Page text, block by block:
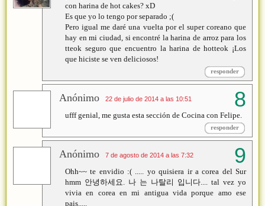
con harina de hot cakes? xD
Es que yo lo tengo por separado ;(
Pero igual me daré una vuelta por el super coreano que
hay en mi ciudad, si encontré la harina de arroz para los
tteok seguro que encuentro la harina de hotteok ¡Los
que hiciste se ven deliciosos!
responder
Anónimo 22 de julio de 2014 a las 10:51
ufff genial, me gusta esta sección de Cocina con Felipe.
responder
Anónimo 7 de agosto de 2014 a las 7:32
Ohh~~ te envidio :( ..... yo quisiera ir a corea del Sur
hmm 안녕하세요. 나 는 나탈리 입니다.... tal vez yo
vivia en corea en mi antigua vida porque amo ese
pais.....